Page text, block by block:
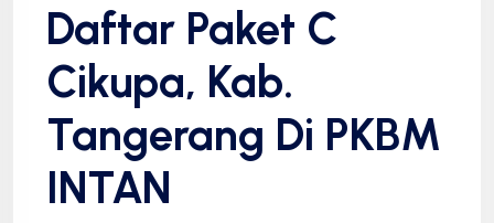
Daftar Paket C
Cikupa, Kab.
Tangerang Di PKBM
INTAN